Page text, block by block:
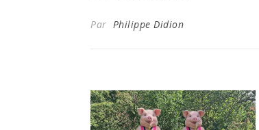
Par Philippe Didion